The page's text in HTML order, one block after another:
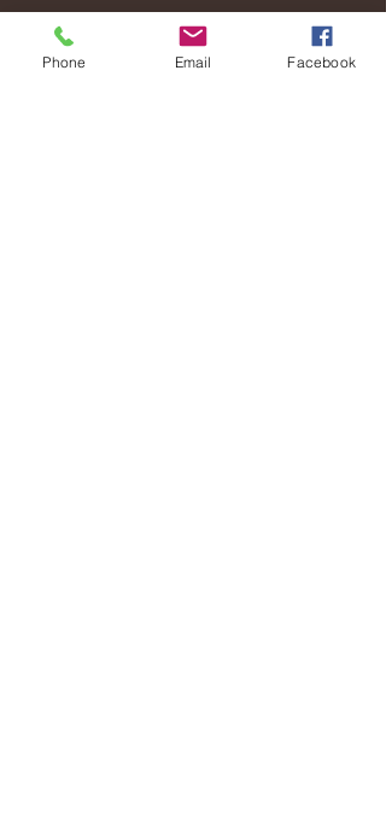
Phone Email Facebook